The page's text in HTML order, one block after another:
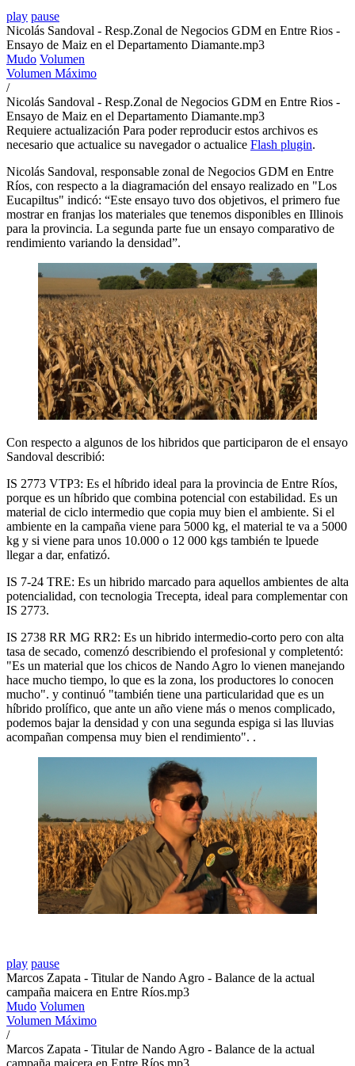
play pause
Nicolás Sandoval - Resp.Zonal de Negocios GDM en Entre Rios -
Ensayo de Maiz en el Departamento Diamante.mp3
Mudo Volumen
Volumen Máximo
/
Nicolás Sandoval - Resp.Zonal de Negocios GDM en Entre Rios -
Ensayo de Maiz en el Departamento Diamante.mp3
Requiere actualización Para poder reproducir estos archivos es
necesario que actualice su navegador o actualice Flash plugin.
Nicolás Sandoval, responsable zonal de Negocios GDM en Entre
Ríos, con respecto a la diagramación del ensayo realizado en "Los
Eucapiltus" indicó: “Este ensayo tuvo dos objetivos, el primero fue
mostrar en franjas los materiales que tenemos disponibles en Illinois
para la provincia. La segunda parte fue un ensayo comparativo de
rendimiento variando la densidad”.
Con respecto a algunos de los hibridos que participaron de el ensayo
Sandoval describió:
IS 2773 VTP3: Es el híbrido ideal para la provincia de Entre Ríos,
porque es un híbrido que combina potencial con estabilidad. Es un
material de ciclo intermedio que copia muy bien el ambiente. Si el
ambiente en la campaña viene para 5000 kg, el material te va a 5000
kg y si viene para unos 10.000 o 12 000 kgs también te lpuede
llegar a dar, enfatizó.
IS 7-24 TRE: Es un hibrido marcado para aquellos ambientes de alta
potencialidad, con tecnologia Trecepta, ideal para complementar con
IS 2773.
IS 2738 RR MG RR2: Es un hibrido intermedio-corto pero con alta
tasa de secado, comenzó describiendo el profesional y completentó:
"Es un material que los chicos de Nando Agro lo vienen manejando
hace mucho tiempo, lo que es la zona, los productores lo conocen
mucho". y continuó "también tiene una particularidad que es un
híbrido prolífico, que ante un año viene más o menos complicado,
podemos bajar la densidad y con una segunda espiga si las lluvias
acompañan compensa muy bien el rendimiento". .
play pause
Marcos Zapata - Titular de Nando Agro - Balance de la actual
campaña maicera en Entre Ríos.mp3
Mudo Volumen
Volumen Máximo
/
Marcos Zapata - Titular de Nando Agro - Balance de la actual
campaña maicera en Entre Ríos.mp3